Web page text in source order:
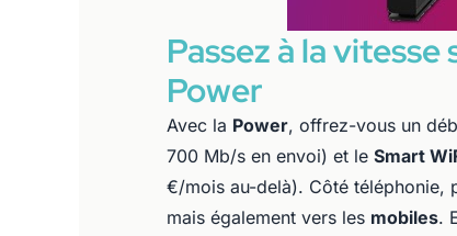
Passez à la
Power
Avec la Power, offrez-vous un
700 Mb/s en envoi) et le Smart
€/mois au-delà). Côté téléphonie,
mais également vers les mobiles.